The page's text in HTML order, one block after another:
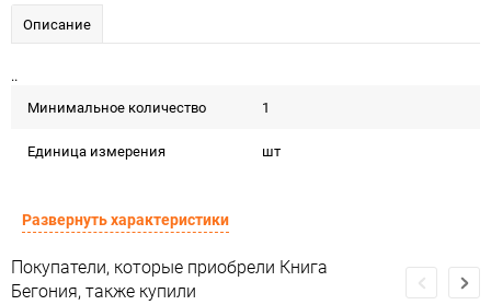
Описание
..
Минимальное количество
1
Единица измерения шт
Развернуть характеристики
Покупатели, которые приобрели Книга
Бегония, также купили